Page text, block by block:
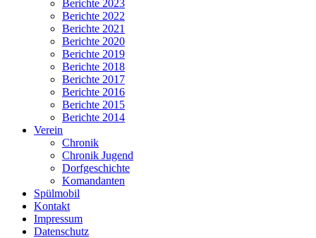
Berichte 2023
Berichte 2022
Berichte 2021
Berichte 2020
Berichte 2019
Berichte 2018
Berichte 2017
Berichte 2016
Berichte 2015
Berichte 2014
Verein
Chronik
Chronik Jugend
Dorfgeschichte
Komandanten
Spülmobil
Kontakt
Impressum
Datenschutz